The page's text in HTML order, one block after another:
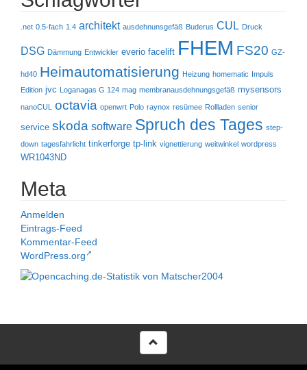
.net 0.5-fach 1.4 architekt ausdehnunsgefäß Buderus CUL Druck
DSG Dämmung Entwickler everio facelift FHEM FS20 GZ-
hd40 Heimautomatisierung Heizung homematic
Impuls
Edition jvc Loganagas G 124 mag membranausdehnungsgefäß mysensors
nanoCUL octavia openwrt Polo raynox resümee Rollladen senior
service skoda software Spruch des Tages step-
down tagesfahrlicht tinkerforge tp-link vignettierung weitwinkel wordpress
WR1043ND
Meta
Anmelden
Eintrags-Feed
Kommentar-Feed
WordPress.org